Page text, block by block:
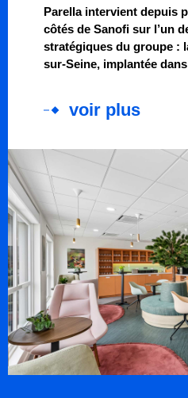
Parella intervient depuis
côtés de Sanofi sur l’un
stratégiques du groupe :
sur-Seine, implantée dans
voir plus